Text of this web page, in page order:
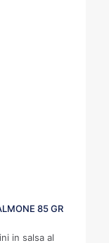
85 GR
in salsa al